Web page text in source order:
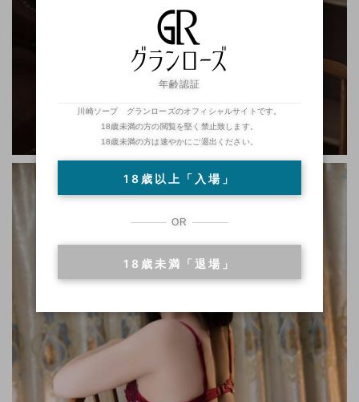
年齢認証
川崎ソープ グランローズのオフィシャルサイトです。
18歳未満の方の閲覧を堅く禁止致します。
18歳未満の方は速やかにご退出ください。
18歳以上「入場」
OR
18歳未満「退場」